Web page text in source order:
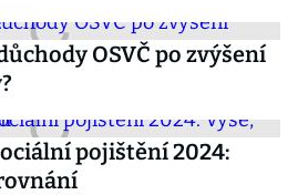
OSVČ po zvýšení
pojištění 2024: